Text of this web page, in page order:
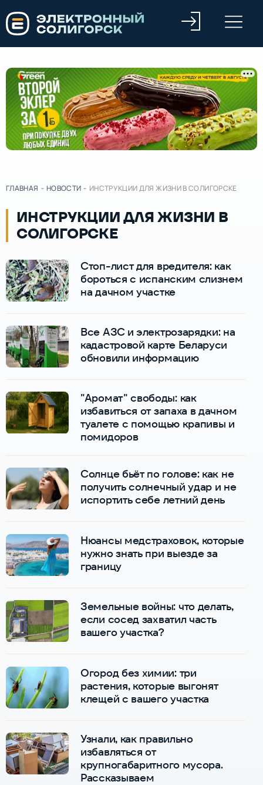
ГЛАВНАЯ - НОВОСТИ - ИНСТРУКЦИИ ДЛЯ ЖИЗНИ В СОЛИГОРСКЕ
ИНСТРУКЦИИ ДЛЯ ЖИЗНИ В
СОЛИГОРСКЕ
Стоп-лист для вредителя: как
бороться с испанским слизнем
на дачном участке
Все АЗС и электрозарядки: на
кадастровой карте Беларуси
обновили информацию
"Аромат" свободы: как
избавиться от запаха в дачном
туалете с помощью крапивы и
помидоров
Солнце бьёт по голове: как не
получить солнечный удар и не
испортить себе летний день
Нюансы медстраховок, которые
нужно знать при выезде за
границу
Земельные войны: что делать,
если сосед захватил часть
вашего участка?
Огород без химии: три
растения, которые выгонят
клещей с вашего участка
Узнали, как правильно
избавляться от
крупногабаритного мусора.
Рассказываем